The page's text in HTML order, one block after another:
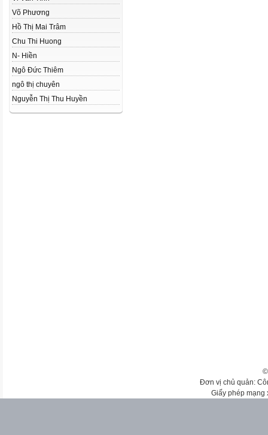
Võ Phương
Hồ Thị Mai Trâm
Chu Thi Huong
N- Hiền
Ngô Đức Thiêm
ngô thị chuyên
Nguyễn Thị Thu Huyền
Đơn vị chủ quản:
Giấy phép mạng